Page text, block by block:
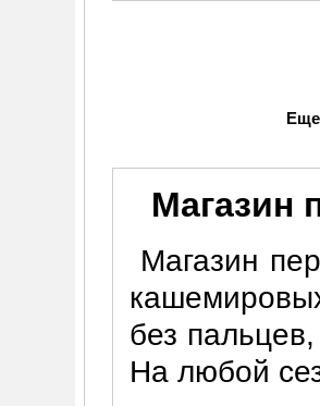
Еще
Магазин
Магазин
без
На любой